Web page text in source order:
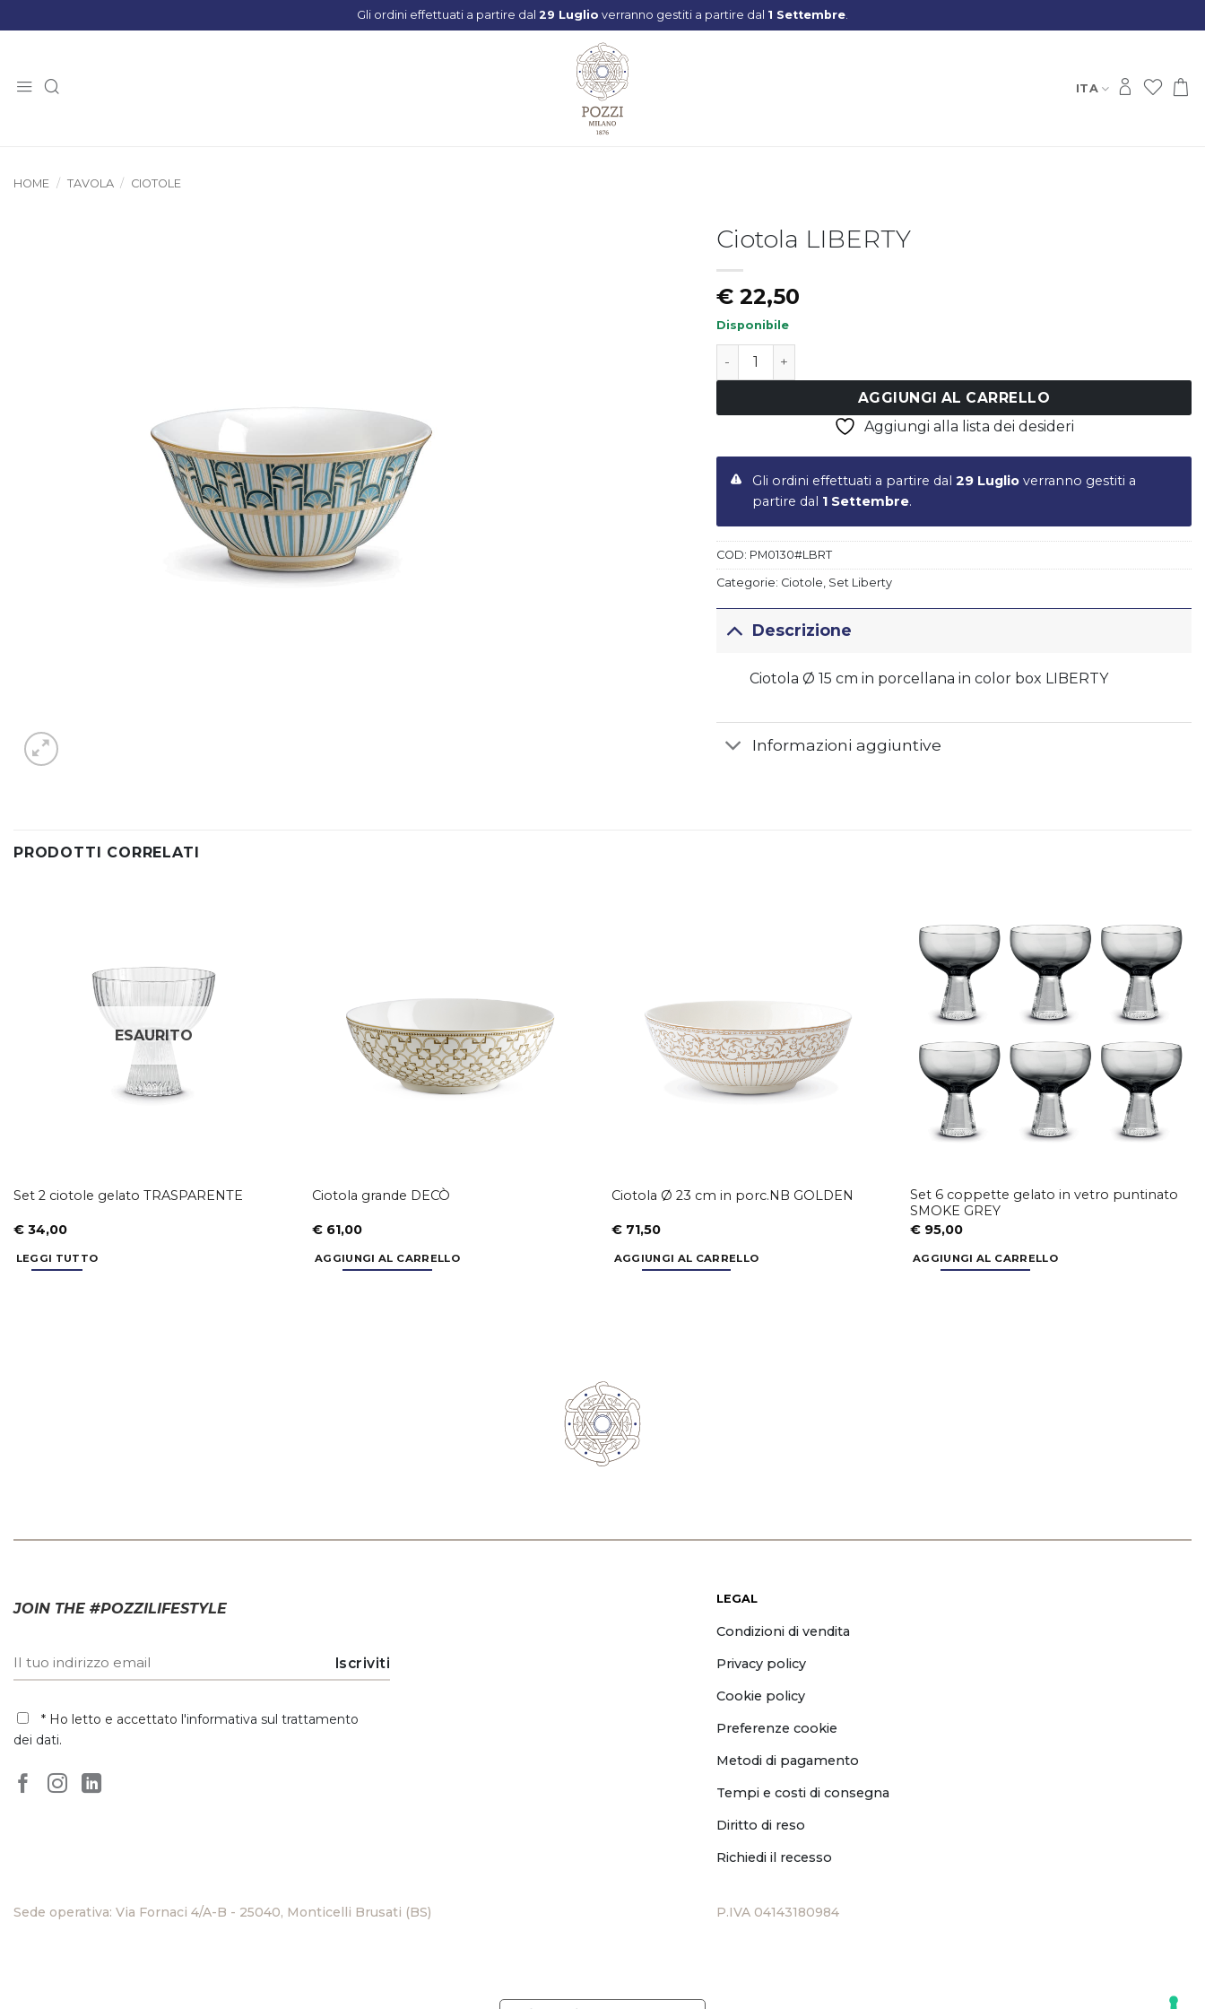
ai
Spedizione gratuitaper ordini superiori ai 59€
ITA
Prodotti suggeriti
Piatto dessert LIBERTY
€17,50
Piatto fondo LIBERTY
€17,50
HOME / TAVOLA / CIOTOLE
Ciotola LIBERTY
€ 22,50
Disponibile
Ciotola LIBERTY quantità
AGGIUNGI AL CARRELLO
Aggiungi alla lista dei desideri
Gli ordini effettuati a partire dal29 Luglio verranno gestiti a
partire dal 1 Settembre.
COD: PM0130#LBRT
Categorie: Ciotole Set Liberty
Descrizione
Ciotola Ø 15 cm in porcellana in color box LIBERTY
Informazioni aggiuntive
PRODOTTI CORRELATI
ESAURITO
Set 2 ciotole gelato TRASPARENTE
€34,00
LEGGI TUTTO
Ciotola grande DECÒ
€ 61,00
AGGIUNGI AL CARRELLO
Ciotola Ø 23 cm in porc.NB GOLDEN
€71,50
AGGIUNGI AL CARRELLO
alla lista
dei
desideri
Set 6 coppette gelato in vetro puntinato
SMOKE GREY
€ 95,00
AGGIUNGI AL CARRELLO
JOIN THE #POZZILIFESTYLE
* Ho letto e accettato l'informativa sul trattamento
dei dati.
LEGAL
Condizioni di vendita
Privacy policy
Cookie policy
Preferenze cookie
Metodi di pagamento
Tempi e costi di consegna
Diritto di reso
Richiedi il recesso
Sede operativa: Via Fornaci 4/A-B - 25040, Monticelli Brusati (BS) P.IVA 04143180984